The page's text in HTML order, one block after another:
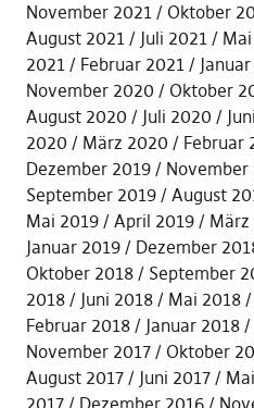
November 2021
Oktober
August 2021
Juli 2021
2021
Februar 2021
November 2020
Oktober
August 2020
Juli 2020
2020
März 2020 Februar
Dezember 2019
November
September 2019
August
Mai 2019
April 2019 März
Januar 2019
Dezember
Oktober 2018
September
2018
Juni 2018 Mai 2018
Februar 2018
Januar 2018
November 2017
Oktober
August 2017
Juni 2017
2017
Dezember 2016